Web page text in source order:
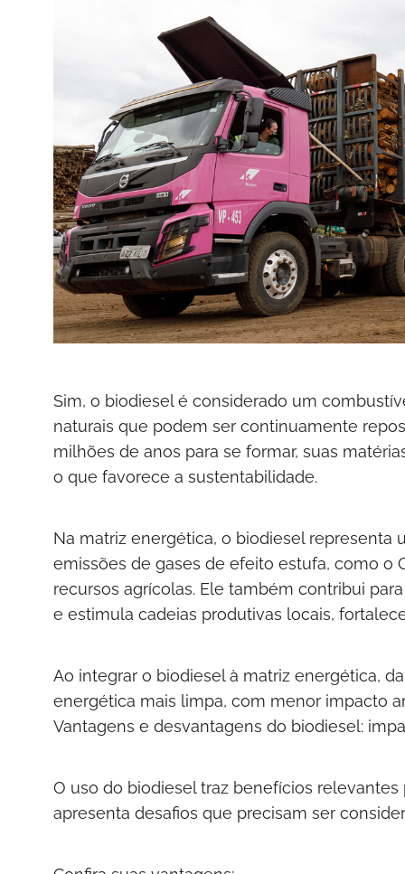
Sim, o biodiesel é considerado um
naturais que podem ser continuamente
milhões de anos para se formar, suas
o que favorece a sustentabilidade.
Na matriz energética, o biodiesel representa
emissões de gases de efeito estufa, como o
recursos agrícolas. Ele também contribui
e estimula cadeias produtivas locais,
Ao integrar o biodiesel à matriz energética,
energética mais limpa, com menor impacto
Vantagens e desvantagens do biodiesel:
O uso do biodiesel traz benefícios
apresenta desafios que precisam ser